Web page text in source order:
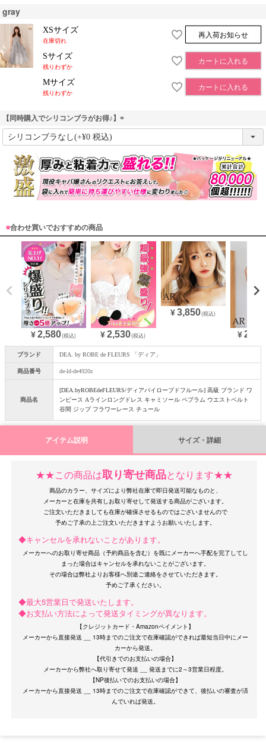
OriginalBrand
gray
XSサイズ
在庫切れ
再入荷お知らせ
Sサイズ
残りわずか
カートに入れる
Mサイズ
残りわずか
カートに入れる
【同時購入でシリコンブラがお得♪】
(
)
■合わせ買いでおすすめの商品
¥ 2,580(税込) ¥ 2,530(税込)
¥3,850(税込)
¥
ブランド DEA. by ROBE de FLEURS 「ディア」
商品番号 de-ld-de4920z
商品名
[DEA.byROBEdeFLEURS/ディアバイローブドフルール] 高級 ブランド ワ
ンピース Aラインロングドレス キャミソール ペプラム ウエストベルト
谷間 ジップ フラワーレース チュール
アイテム説明 サイズ・詳細
★★この商品は取り寄せ商品となります★★
商品のカラー、サイズにより弊社在庫で即日発送可能なものと、
メーカーと在庫を共有しお取り寄せして発送する商品がございます。
ご注文いただきましても在庫が確保させるものではございませんので
◆キャンセルを承れないことがあります。
メーカーへのお取り寄せ商品（予約商品を含む）を既にメーカーへ手配を完了してし
まった場合はキャンセルを承れないことがございます。
その場合は弊社よりお客様へ別途ご連絡をさせていただきます。
◆最大5営業日で発送いたします。
◆お支払い方法によって発送タイミングが異なります。
【クレジットカード・Amazonペイメント】
メーカーから直接発送 __ 13時までのご注文で在庫確認ができれば最短当日中にメー
カーから発送。
【代引きでのお支払いの場合】
メーカーから弊社へ取り寄せて発送 __ 発送までに2～3営業日程度。
【NP後払いでのお支払いの場合】
メーカーから直接発送 __ 13時までのご注文で在庫確認ができて、後払いの審査が済